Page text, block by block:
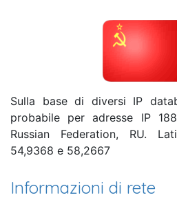
Sulla base di diversi IP
probabile per adresse IP
Russian Federation, RU.
54,9368 e 58,2667
Informazioni di rete